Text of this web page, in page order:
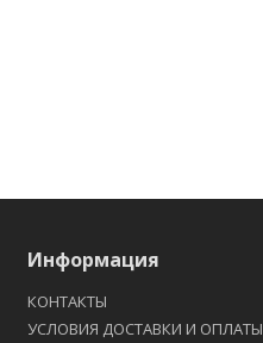
Информация
КОНТАКТЫ
УСЛОВИЯ ДОСТАВКИ И ОПЛАТЫ